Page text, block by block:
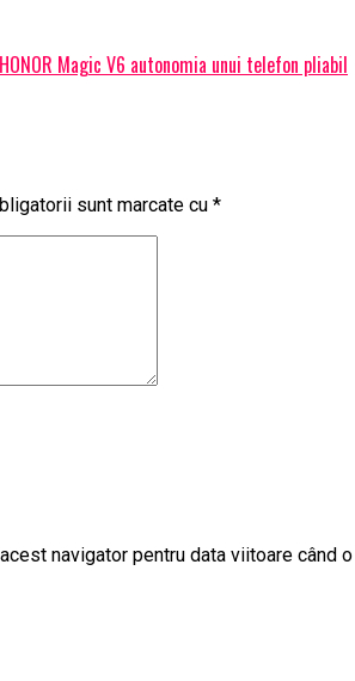
Magic V6 autonomia unui telefon pliabil
sunt marcate cu *
navigator pentru data viitoare când